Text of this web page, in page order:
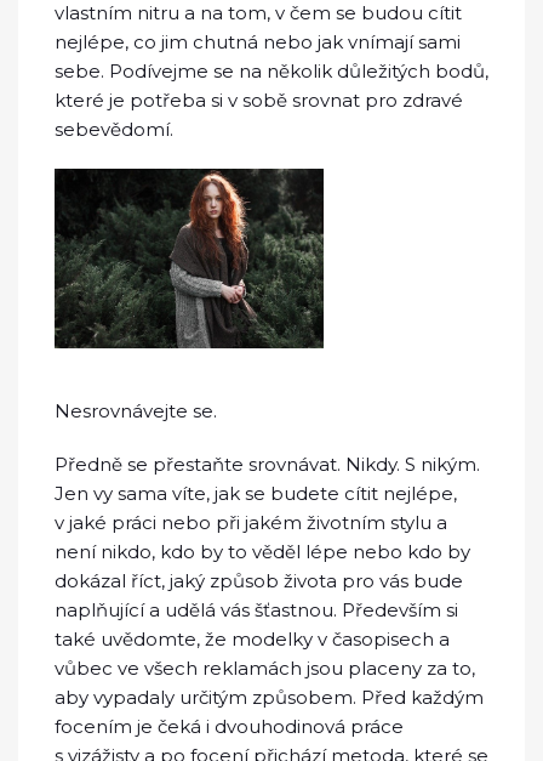
vlastním nitru a na tom, v čem se budou cítit
nejlépe, co jim chutná nebo jak vnímají sami
sebe. Podívejme se na několik důležitých bodů,
které je potřeba si v sobě srovnat pro zdravé
sebevědomí.
Nesrovnávejte se.
Předně se přestaňte srovnávat. Nikdy. S nikým.
Jen vy sama víte, jak se budete cítit nejlépe,
v jaké práci nebo při jakém životním stylu a
není nikdo, kdo by to věděl lépe nebo kdo by
dokázal říct, jaký způsob života pro vás bude
naplňující a udělá vás šťastnou. Především si
také uvědomte, že modelky v časopisech a
vůbec ve všech reklamách jsou placeny za to,
aby vypadaly určitým způsobem. Před každým
focením je čeká i dvouhodinová práce
s vizážisty a po focení přichází metoda, které se